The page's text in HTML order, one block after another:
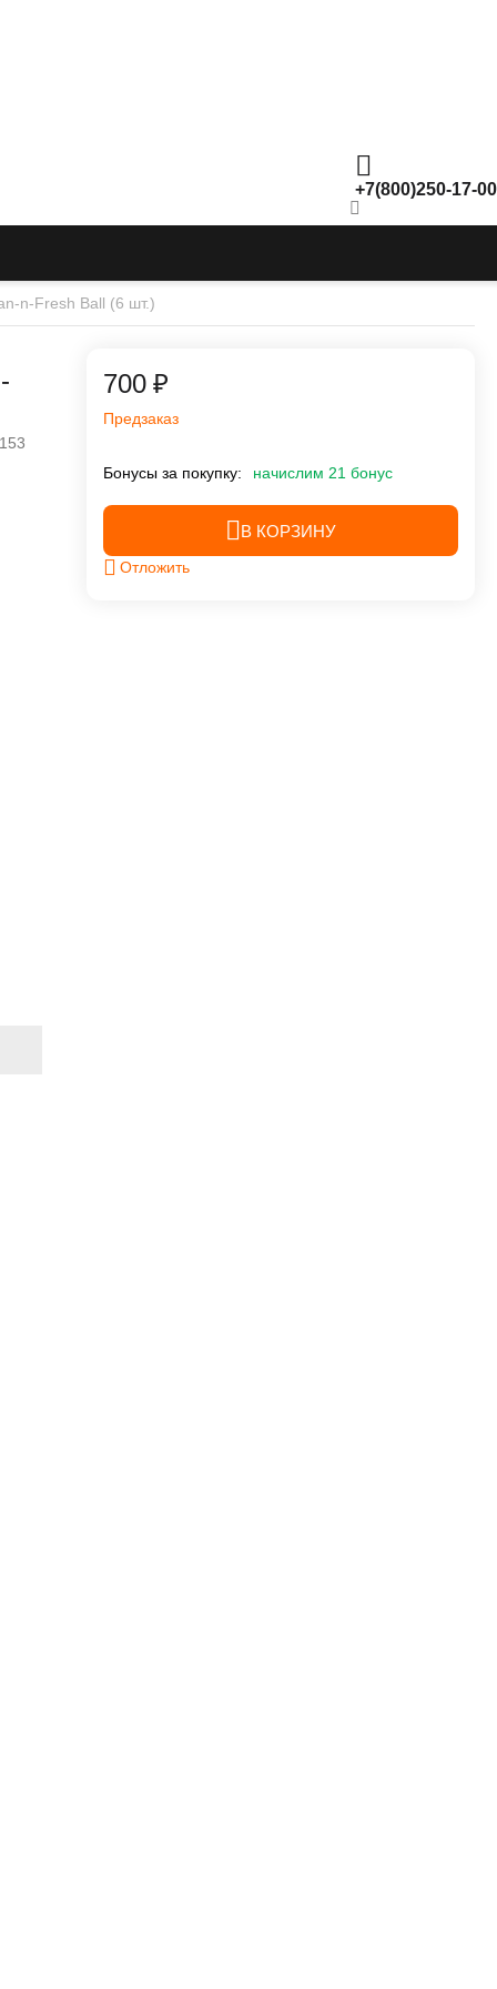
+7(800)250-17-00
n-Fresh Ball (6 шт.)
‍700‍ ₽
Предзаказ
Бонусы за покупку: начислим 21 бонус
В КОРЗИНУ
Отложить